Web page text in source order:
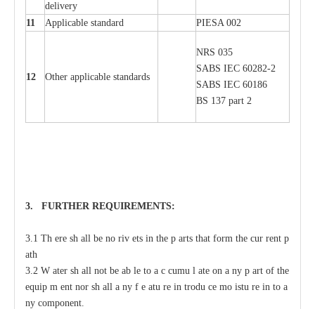
delivery
11 Applicable standard PIESA 002
12 Other applicable standards
NRS 035
SABS IEC 60282-2
SABS IEC 60186
BS 137 part 2
3. FURTHER REQUIREMENTS:
3.1 Th ere sh all be no riv ets in the p arts that form the cur rent p
ath
3.2 W ater sh all not be ab le to a c cumu l ate on a ny p art of the
equip m ent nor sh all a ny f e atu re in trodu ce mo istu re in to a
ny component.